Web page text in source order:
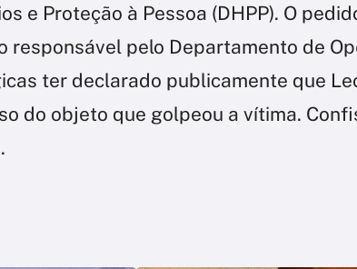
e Proteção à Pessoa (DHPP). O
responsável pelo Departamento de
ter declarado publicamente que
do objeto que golpeou a vítima.